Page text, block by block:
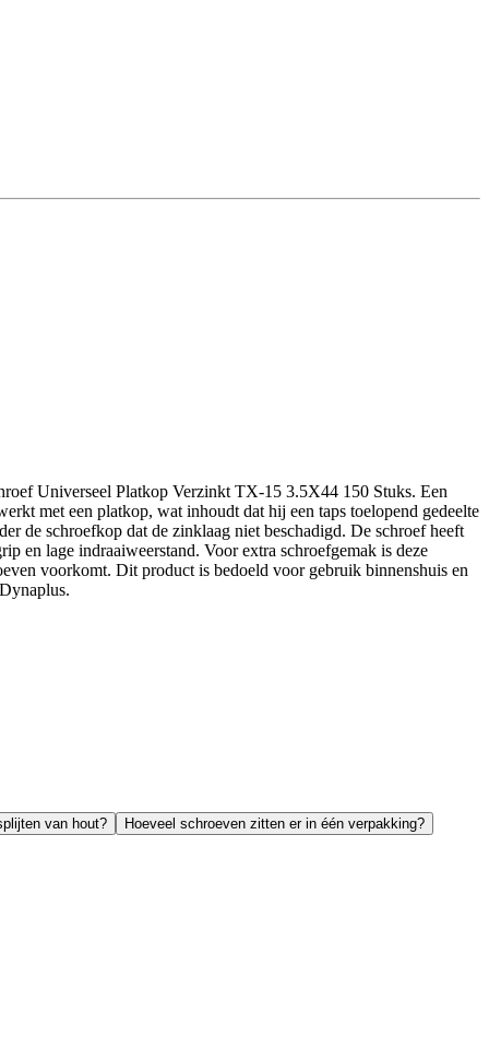
Universeel Platkop Verzinkt TX-15 3.5X44 150 Stuks. Een
met een platkop, wat inhoudt dat hij een taps toelopend gedeelte
de schroefkop dat de zinklaag niet beschadigd. De schroef heeft
en lage indraaiweerstand. Voor extra schroefgemak is deze
voorkomt. Dit product is bedoeld voor gebruik binnenshuis en
van hout?
Hoeveel schroeven zitten er in één verpakking?